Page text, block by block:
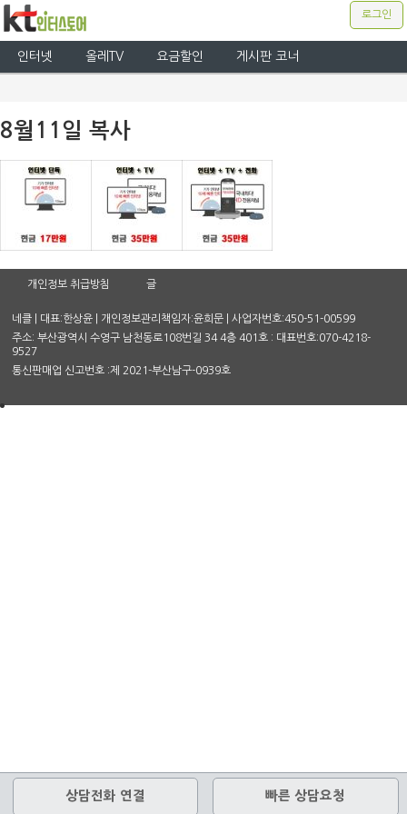
로그인
인터넷 올레TV 요금할인 게시판 코너
8월11일 복사
개인정보 취급방침 글
네클 | 대표:한상윤 | 개인정보관리책임자:윤희문 | 사업자번호:450-51-00599
주소: 부산광역시 수영구 남천동로108번길 34 4층 401호 : 대표번호:070-4218-
9527
통신판매업 신고번호 :제 2021-부산남구-0939호
상담전화 연결 빠른 상담요청